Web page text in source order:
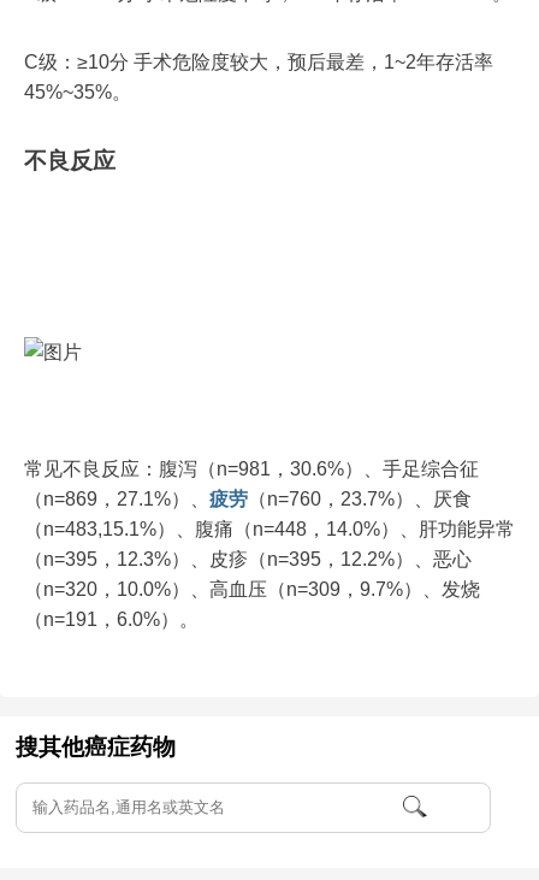
C级：≥10分 手术危险度较大，预后最差，1~2年存活率
45%~35%。
不良反应
常见不良反应：腹泻（n=981，30.6%）、手足综合征
（n=869，27.1%）、 疲劳 （n=760，23.7%）、厌食
（n=483,15.1%）、腹痛（n=448，14.0%）、肝功能异常
（n=395，12.3%）、皮疹（n=395，12.2%）、恶心
（n=320，10.0%）、高血压（n=309，9.7%）、发烧
（n=191，6.0%）。
搜其他癌症药物